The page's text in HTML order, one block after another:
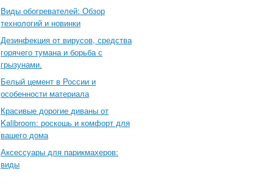
Виды обогревателей: Обзор
технологий и новинки
Дезинфекция от вирусов, средства
горячего тумана и борьба с
грызунами.
Белый цемент в России и
особенности материала
Красивые дорогие диваны от
Kalibroom: роскошь и комфорт для
вашего дома
Аксессуары для парикмахеров:
виды